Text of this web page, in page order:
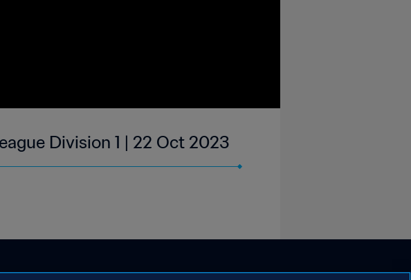
Division 1 | 22 Oct 2023